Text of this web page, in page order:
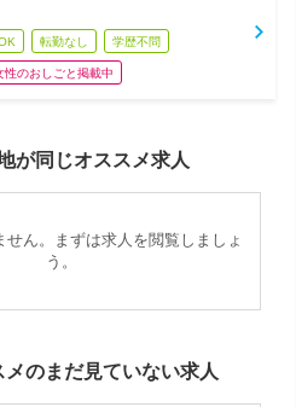
転勤なし 学歴不問
性のおしごと掲載中
が同じオススメ求人
せん。まずは求人を閲覧しましょ
う。
のまだ見ていない求人